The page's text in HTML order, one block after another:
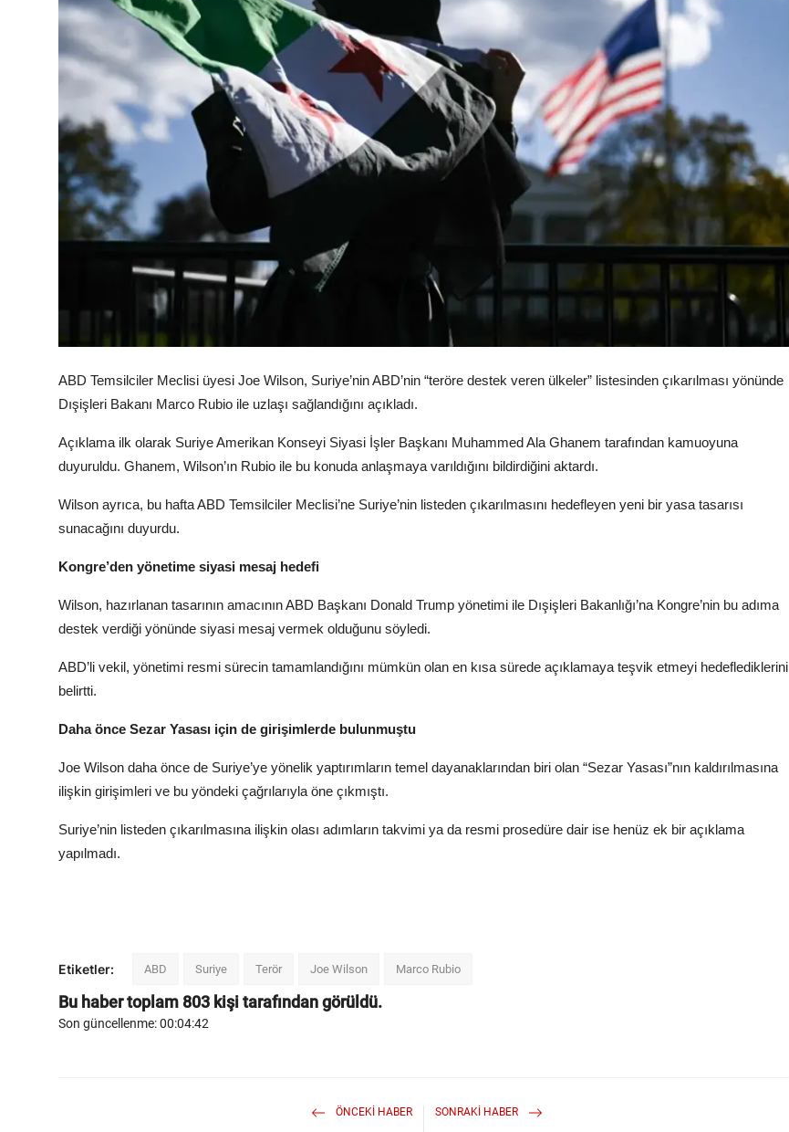
Türkçe Kurdi
ABD Temsilciler Meclisi üyesi Joe Wilson, Suriye’nin ABD’nin “teröre destek veren ülkeler” listesinden çıkarılması yönünde
Dışişleri Bakanı Marco Rubio ile uzlaşı sağlandığını açıkladı.
Açıklama ilk olarak Suriye Amerikan Konseyi Siyasi İşler Başkanı Muhammed Ala Ghanem tarafından kamuoyuna
duyuruldu. Ghanem, Wilson’ın Rubio ile bu konuda anlaşmaya varıldığını bildirdiğini aktardı.
Wilson ayrıca, bu hafta ABD Temsilciler Meclisi’ne Suriye’nin listeden çıkarılmasını hedefleyen yeni bir yasa tasarısı
sunacağını duyurdu.
Kongre’den yönetime siyasi mesaj hedefi
Wilson, hazırlanan tasarının amacının ABD Başkanı Donald Trump yönetimi ile Dışişleri Bakanlığı’na Kongre’nin bu adıma
destek verdiği yönünde siyasi mesaj vermek olduğunu söyledi.
ABD’li vekil, yönetimi resmi sürecin tamamlandığını mümkün olan en kısa sürede açıklamaya teşvik etmeyi hedeflediklerini
belirtti.
Daha önce Sezar Yasası için de girişimlerde bulunmuştu
Joe Wilson daha önce de Suriye’ye yönelik yaptırımların temel dayanaklarından biri olan “Sezar Yasası”nın kaldırılmasına
ilişkin girişimleri ve bu yöndeki çağrılarıyla öne çıkmıştı.
Suriye’nin listeden çıkarılmasına ilişkin olası adımların takvimi ya da resmi prosedüre dair ise henüz ek bir açıklama
yapılmadı.
Etiketler: ABD Suriye Terör Joe Wilson Marco Rubio
Bu haber toplam 803 kişi tarafından görüldü.
Son güncellenme: 00:04:42
ÖNCEKI HABER SONRAKI HABER